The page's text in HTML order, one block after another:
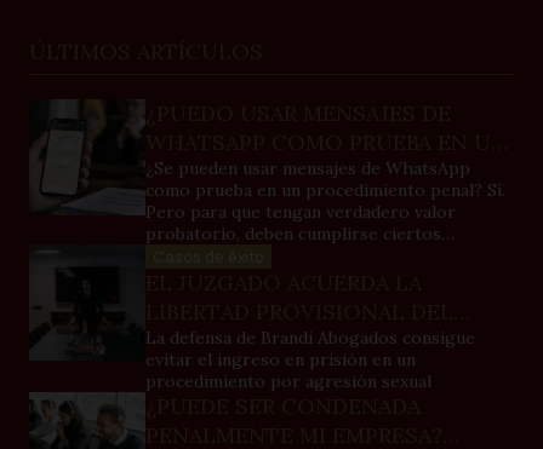
JUICIO?
¿Se pueden usar mensajes de WhatsApp
como prueba en un procedimiento penal? Sí.
Pero para que tengan verdadero valor
probatorio, deben cumplirse ciertos
requisitos importantes.
Casos de éxito
INVESTIGADO POR PRESUNTA
AGRESIÓN SEXUAL A UNA MENOR
EN ALICANTE
La defensa de Brandi Abogados consigue
evitar el ingreso en prisión en un
procedimiento por agresión sexual